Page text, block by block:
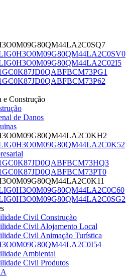
e Construção
de Danos
Civil Construção
Civil Alojamento Local
Civil Animação Turística
Ambiental
Civil Produtos